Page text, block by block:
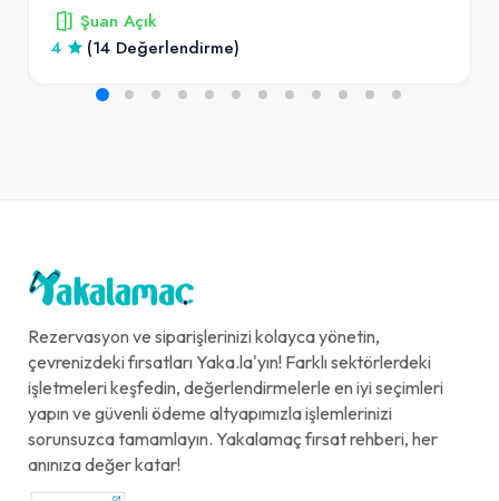
Şuan Açık
4
(14 Değerlendirme)
Rezervasyon ve siparişlerinizi kolayca yönetin,
çevrenizdeki fırsatları Yaka.la'yın! Farklı sektörlerdeki
işletmeleri keşfedin, değerlendirmelerle en iyi seçimleri
yapın ve güvenli ödeme altyapımızla işlemlerinizi
sorunsuzca tamamlayın. Yakalamaç fırsat rehberi, her
anınıza değer katar!